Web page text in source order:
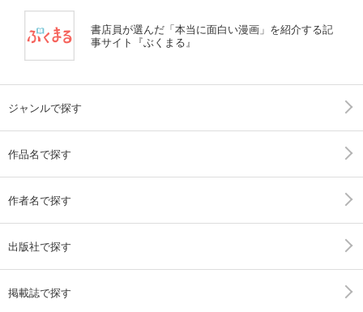
書店員が選んだ「本当に面白い漫画」を紹介する記
事サイト『ぶくまる』
ジャンルで探す
作品名で探す
作者名で探す
出版社で探す
掲載誌で探す